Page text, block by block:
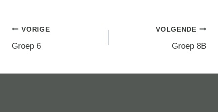
Berichtnavigatie
VORIGE
Groep 6
VOLGENDE
Groep 8B